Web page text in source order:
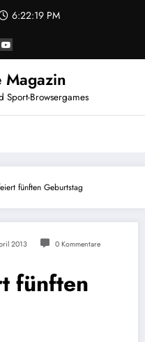
6:22:19 PM
Magazin
Sport-Browsergames
fünften Geburtstag
2013 0 Kommentare
fünften